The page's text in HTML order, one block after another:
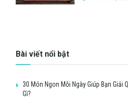
Bài viết nổi bật
30 Món Ngon Mỗi Ngày Giúp Bạn Giải
Gì?